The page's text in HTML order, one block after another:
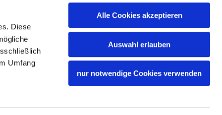
Diese
Umfang
Alle Cookies akzeptieren
Auswahl erlauben
nur notwendige Cookies verwenden
Bayern Tourismus